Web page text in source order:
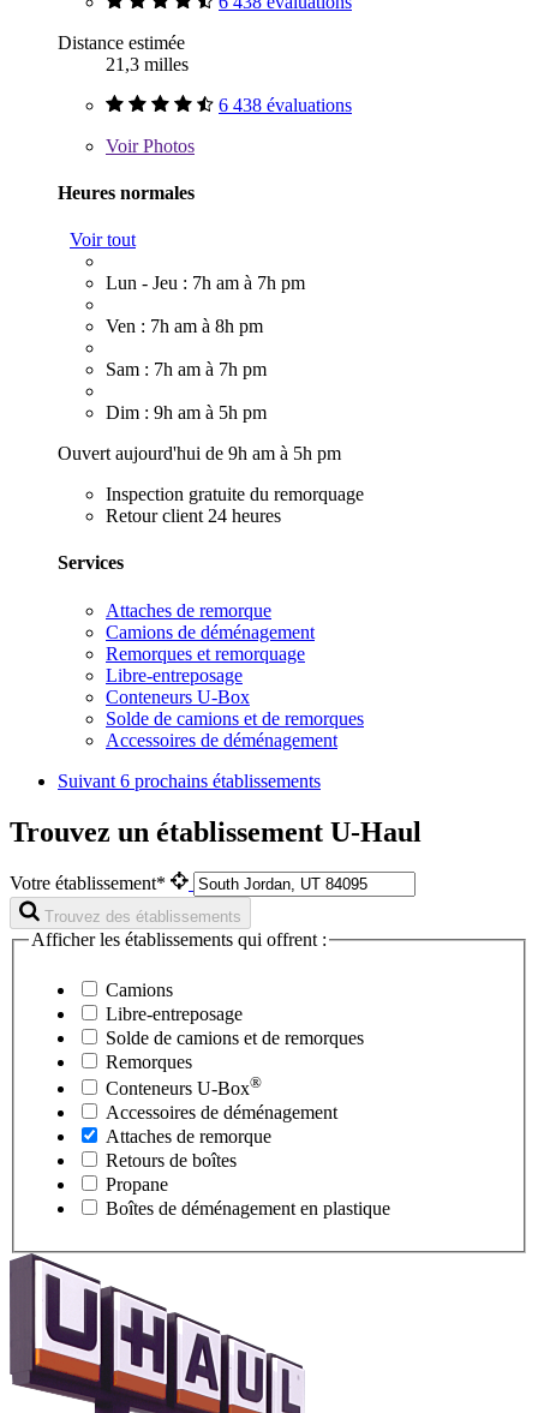
Distance estimée
21,3 milles
6 438 évaluations
VoirPhotos
Heures normales
Voir tout
Lun - Jeu : 7h am à 7h pm
Ven : 7h am à 8h pm
Sam : 7h am à 7h pm
Dim : 9h am à 5h pm
Ouvert aujourd'hui de 9h am à 5h pm
Inspection gratuite du remorquage
Retour client 24 heures
Services
Attaches de remorque
Camions de déménagement
Remorques et remorquage
Libre-entreposage
Conteneurs U-Box
Solde de camions et de remorques
Accessoires de déménagement
Suivant 6 prochains établissements
Trouvez un établissement U-Haul
Votre établissement*
Trouvez des établissements
Afficher les établissements qui offrent :
Camions
Libre-entreposage
Solde de camions et de remorques
Remorques
Conteneurs U-Box®
Accessoires de déménagement
Attaches de remorque
Retours de boîtes
Propane
Boîtes de déménagement en plastique